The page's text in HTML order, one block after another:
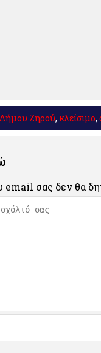
Δήμου Ζηρού, κλείσιμο,
email σας δεν θα